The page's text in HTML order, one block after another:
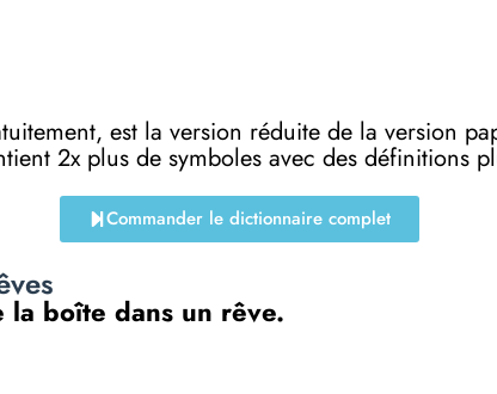
est la version réduite de la version
2x plus de symboles avec des définitions
Commander le dictionnaire complet
boîte dans un rêve.